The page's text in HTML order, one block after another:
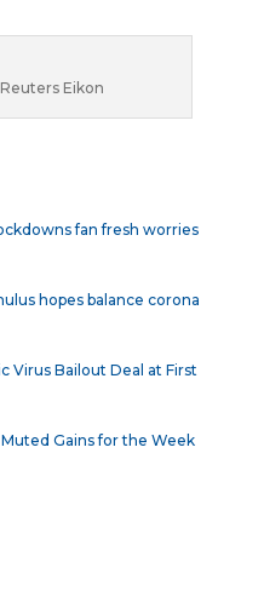
Eikon
fan fresh worries
hopes balance corona
Virus Bailout Deal at First
Muted Gains for the Week